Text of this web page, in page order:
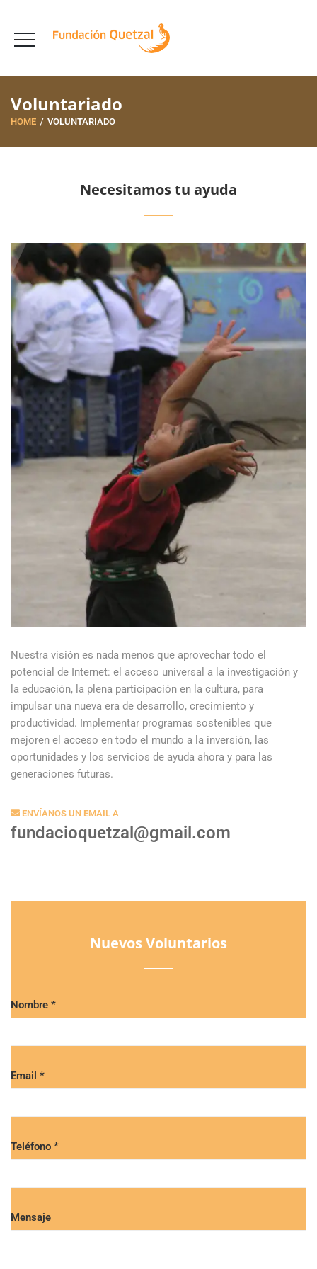
Voluntariado
HOME VOLUNTARIADO
Necesitamos tu ayuda
Nuestra visión es nada menos que aprovechar todo el
potencial de Internet: el acceso universal a la investigación y
la educación, la plena participación en la cultura, para
impulsar una nueva era de desarrollo, crecimiento y
productividad. Implementar programas sostenibles que
mejoren el acceso en todo el mundo a la inversión, las
oportunidades y los servicios de ayuda ahora y para las
generaciones futuras.
ENVÍANOS UN EMAIL A
fundacioquetzal@gmail.com
Nuevos Voluntarios
Nombre *
Email *
Teléfono *
Mensaje